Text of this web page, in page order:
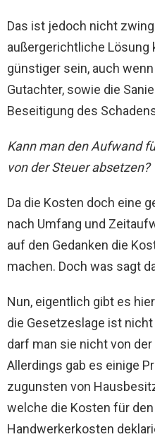
Das ist jedoch nicht
außergerichtliche Lösung
günstiger sein, auch
Gutachter, sowie die
Beseitigung des
Kann man den Aufwand
von der Steuer absetzen?
Da die Kosten doch eine
nach Umfang und
auf den Gedanken die
machen. Doch was sagt
Nun, eigentlich gibt es
die Gesetzeslage ist
darf man sie nicht von
Allerdings gab es einige
zugunsten von
welche die Kosten für
Handwerkerkosten